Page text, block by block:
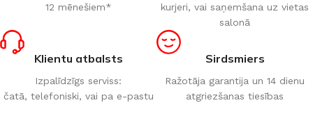
12 mēnešiem*
kurjeri, vai saņemšana uz vietas
salonā
Klientu atbalsts
Izpalīdzīgs serviss:
čatā, telefoniski, vai pa e-pastu
Sirdsmiers
Ražotāja garantija un 14 dienu
atgriezšanas tiesības